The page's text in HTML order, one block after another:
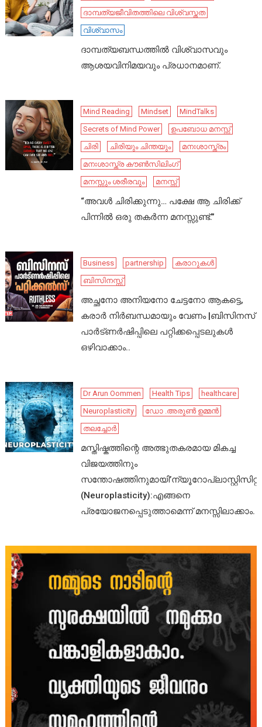
ദാമ്പത്യജീവിതത്തിലെ വിശ്വസ്തത
വിശ്വാസം
ദാമ്പത്യബന്ധത്തിൽ വിശ്വാസവും
ആശയവിനിമയവും പ്രധാനമാണ്.
Mind Reading Mindset
MindTalks
Secrets of Mind Power
ഉപബോധ മനസ്സ്
ചിരി
ചിരിയും ചിന്തയും
മനഃശാസ്ത്രം
മനഃശാസ്ത്ര കൗൺസിലിംഗ്
മനസ്സും ശരീരവും
മനസ്സ്
“അവൾ ചിരിക്കുന്നു… പക്ഷേ ആ ചിരിക്ക്
പിന്നിൽ ഒരു തകർന്ന മനസ്സുണ്ട്.”
Business partnership
കരാറുകൾ
ബിസിനസ്സ്
അച്ഛനോ അനിയനോ ചേട്ടനോ ആകട്ടെ,
കരാർ നിർബന്ധമായും വേണം |ബിസിനസ്
പാർട്ണർഷിപ്പിലെ പറ്റിക്കപ്പെടലുകൾ
ഒഴിവാക്കാം..
Dr Arun Oommen Health Tips
healthcare
Neuroplasticity
ഡോ .അരുൺ ഉമ്മൻ
തലച്ചോർ
മസ്തിഷ്കത്തിന്റെ അത്ഭുതകരമായ മികച്ച
വിജയത്തിനും
സന്തോഷത്തിനുമായി’ന്യൂറോപ്ലാസ്റ്റിസിറ്റി’
(Neuroplasticity):എങ്ങനെ
പ്രയോജനപ്പെടുത്താമെന്ന് മനസ്സിലാക്കാം.